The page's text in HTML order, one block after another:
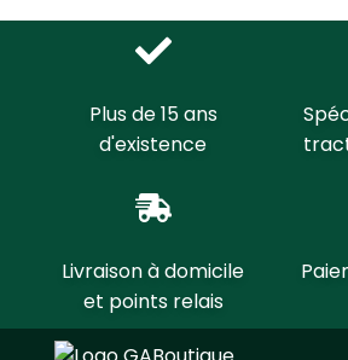
Plus de 15 ans
d'existence
Livraison à domicile
et points relais